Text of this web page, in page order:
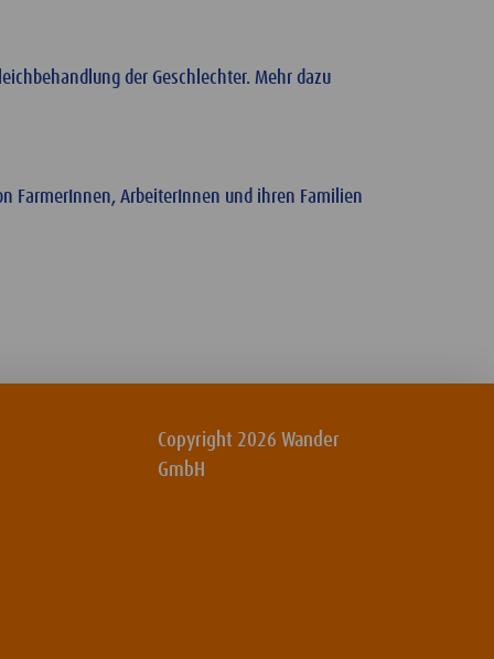
der Geschlechter. Mehr dazu
FarmerInnen, ArbeiterInnen und ihren Familien
Copyright 2026 Wander
GmbH